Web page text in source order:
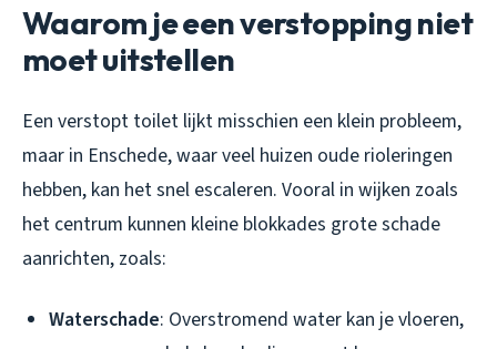
Waarom je een verstopping niet
moet uitstellen
Een verstopt toilet lijkt misschien een klein probleem,
maar in Enschede, waar veel huizen oude rioleringen
hebben, kan het snel escaleren. Vooral in wijken zoals
het centrum kunnen kleine blokkades grote schade
aanrichten, zoals:
Waterschade: Overstromend water kan je vloeren,